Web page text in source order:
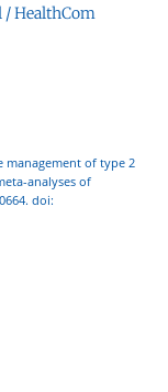
/ HealthCom
management of type 2
analyses of
doi: